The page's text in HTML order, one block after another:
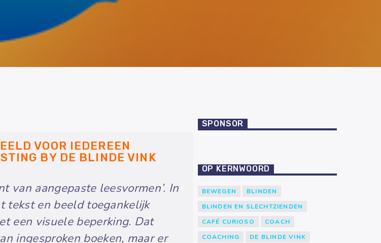
VOOR IEDEREEN
BY DE BLINDE VINK
van aangepaste leesvormen’. In
tekst en beeld toegankelijk
een visuele beperking. Dat
ingesproken boeken, maar er
SPONSOR
OP KERNWOORD
BEWEGEN
BLINDEN
BLINDEN EN SLECHTZIENDEN
CAFÉ CURIOSO
COACH
COACHING
DE BLINDE VINK